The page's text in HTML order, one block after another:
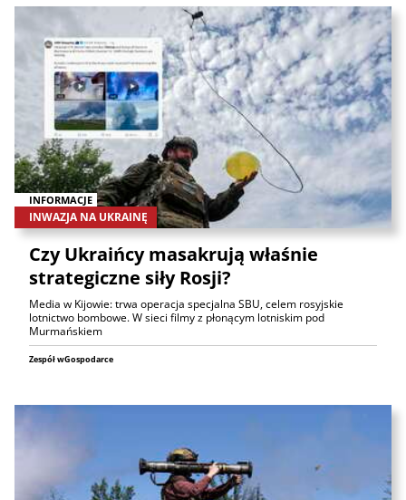
INFORMACJE
INWAZJA NA UKRAINĘ
Czy Ukraińcy masakrują właśnie
strategiczne siły Rosji?
Media w Kijowie: trwa operacja specjalna SBU, celem rosyjskie
lotnictwo bombowe. W sieci filmy z płonącym lotniskim pod
Murmańskiem
Zespół wGospodarce